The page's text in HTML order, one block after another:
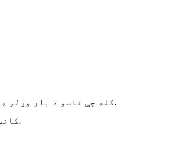
کله چې تاسو د بار وړلو ډیری کانټینرونه یوځای کړئ، تاسو کولی شئ د ژوند کولو ډیر پراخه ځای جوړ کړئ لکه څو پوړیز کور یا حویلی.
دا کور د نوي ISO بار وړلو کانټینرونو 6*40FT کانټینر څخه د دوه پوړ + 20ft کانټینر او لوی ډیک سره ترمیم شوی.